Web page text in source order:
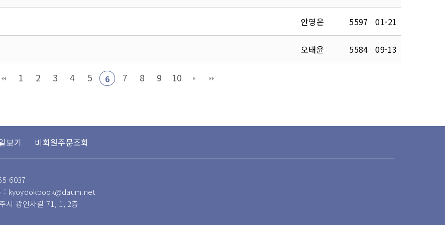
안영은 5597 01-21
오태윤 5584 09-13
1 2 3 4 5 6 7 8 9 10
보기 비회원주문조회
6037
: kyoyookbook@daum.net
시 광인사길 71, 1, 2층